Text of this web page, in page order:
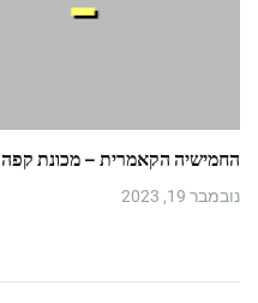
החמישיה הקאמרית – מכונת קפה
נובמבר 19, 2023